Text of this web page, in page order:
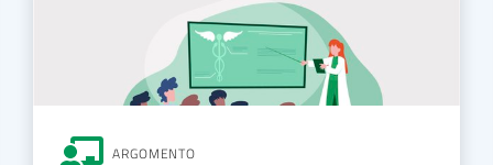
ARGOMENTO